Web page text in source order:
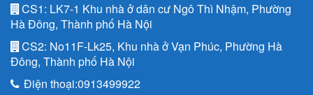
CS1: LK7-1 Khu nhà ở dân cư Ngô Thì Nhậm, Phường
Hà Đông, Thành phố Hà Nội
CS2: No11F-Lk25, Khu nhà ở Vạn Phúc, Phường Hà
Đông, Thành phố Hà Nội
Điện thoại:0913499922